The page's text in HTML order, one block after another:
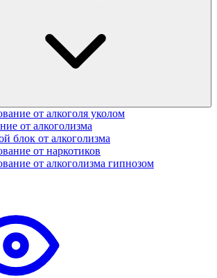
от алкоголя уколом
от алкоголизма
блок от алкоголизма
от наркотиков
от алкоголизма гипнозом